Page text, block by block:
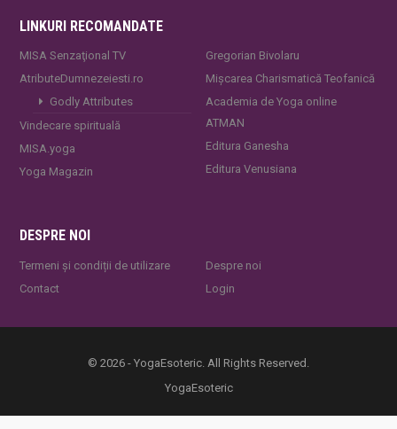
LINKURI RECOMANDATE
MISA Senzaţional TV
AtributeDumnezeiesti.ro
Godly Attributes
Vindecare spirituală
MISA.yoga
Yoga Magazin
Gregorian Bivolaru
Mișcarea Charismatică Teofanică
Academia de Yoga online
ATMAN
Editura Ganesha
Editura Venusiana
DESPRE NOI
Termeni și condiții de utilizare
Contact
Despre noi
Login
© 2026 - YogaEsoteric. All Rights Reserved.
YogaEsoteric